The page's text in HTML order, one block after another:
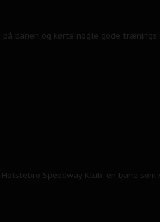
på banen og kørte nogle gode
Speedway Klub, en bane